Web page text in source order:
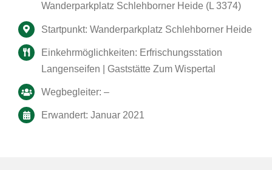
Wanderparkplatz Schlehborner Heide (L 3374)
Startpunkt: Wanderparkplatz Schlehborner Heide
Einkehrmöglichkeiten: Erfrischungsstation
Langenseifen | Gaststätte Zum Wispertal
Wegbegleiter: –
Erwandert: Januar 2021